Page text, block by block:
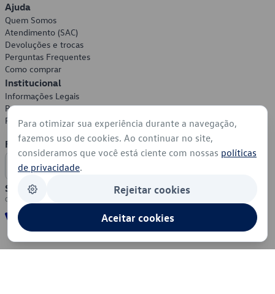
Ajuda
Quem Somos
Atendimento (SAC)
Devoluções e trocas
Perguntas Frequentes
Como comprar
Institucional
Informações Legais
Política de Privacidade
Política de Cookies
Formas de Pagamento
Segurança
Para otimizar sua experiência durante a navegação,
fazemos uso de cookies. Ao continuar no site,
consideramos que você está ciente com nossas políticas
de privacidade.
Rejeitar cookies
Aceitar cookies